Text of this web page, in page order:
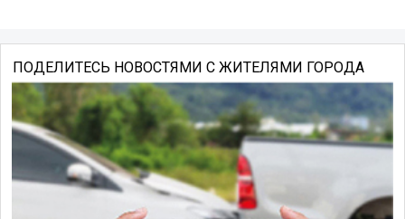
ПОДЕЛИТЕСЬ НОВОСТЯМИ С ЖИТЕЛЯМИ ГОРОДА